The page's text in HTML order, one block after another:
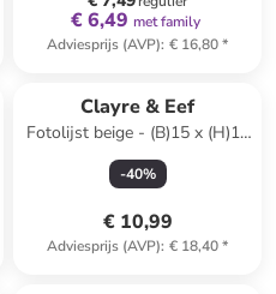
€ 6,49 met family
Adviesprijs (AVP): € 16,80*
Clayre & Eef
Fotolijst beige - (B)15 x (H)16
cm
-40%
€ 10,99
Adviesprijs (AVP): € 18,40*